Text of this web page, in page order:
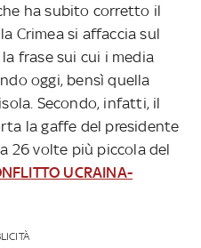
ha subito corretto il
Crimea si affaccia sul
frase sui cui i media
oggi, bensì quella
Secondo, infatti, il
la gaffe del presidente
26 volte più piccola del
UCRAINA-